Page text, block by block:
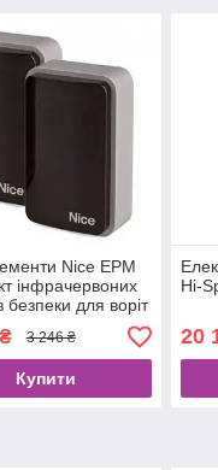
Nice EPM
інфрачервоних
безпеки для воріт
3 246 ₴
Купити
Hi-
20